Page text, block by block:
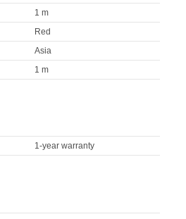
1 m
Red
Asia
1 m
1-year warranty